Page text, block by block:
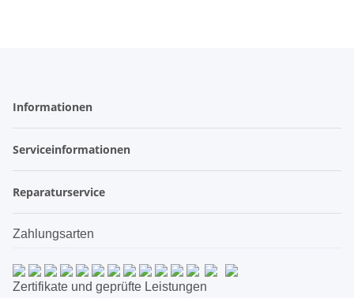
Informationen
Serviceinformationen
Reparaturservice
Zahlungsarten
Zertifikate und geprüfte Leistungen